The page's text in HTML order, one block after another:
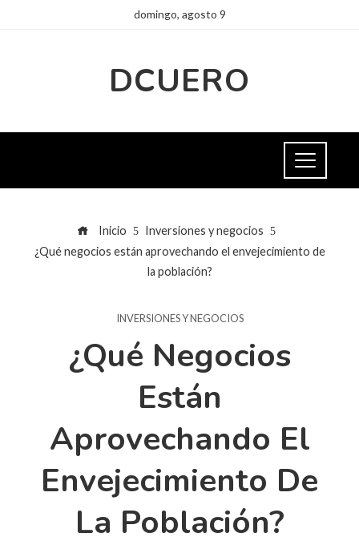
domingo, agosto 9
DCUERO
Inicio
Inversiones y negocios
¿Qué negocios están aprovechando el envejecimiento de
la población?
INVERSIONES Y NEGOCIOS
¿Qué Negocios
Están
Aprovechando El
Envejecimiento De
La Población?